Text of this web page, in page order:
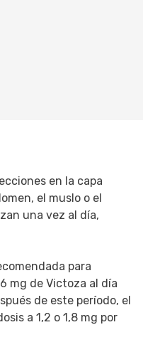
en la capa
el muslo o el
una vez al día,
para
mg de Victoza al día
de este período, el
a 1,2 o 1,8 mg por